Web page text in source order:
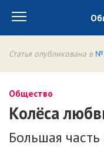
Статья опубликована в
Общество
Колёса
Большая часть